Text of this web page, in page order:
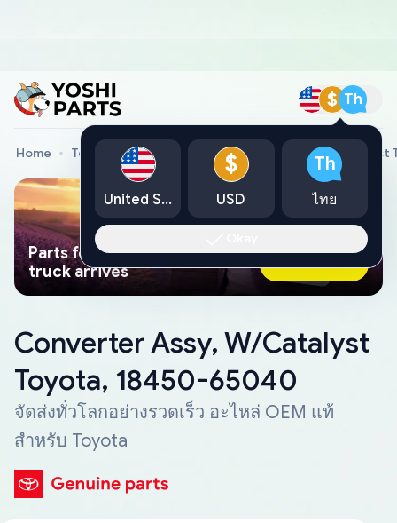
$ Th
Home Toyota Genuine Parts Converter Assy, W/Catalyst
Parts found faster than a tow
truck arrives
Ask AI Now
Converter Assy, W/Catalyst
Toyota, 18450-65040
จัดส่งทั่วโลกอย่างรวดเร็ว อะไหล่ OEM แท้
สำหรับ Toyota
United States
$
USD
Th
ไทย